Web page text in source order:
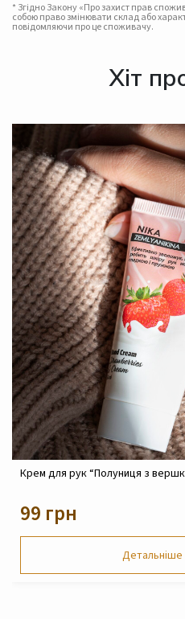
* Згідно Закону «Про захист прав
собою право змінювати склад або
повідомляючи про це споживачу.
Хіт
Nika Zemlyanikina, 30 мл